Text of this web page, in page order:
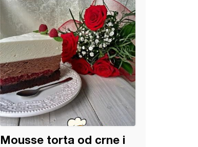
Mousse torta od crne i